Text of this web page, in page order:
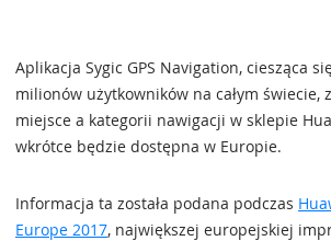
Aplikacja Sygic GPS Navigation, ciesząca
milionów użytkowników na całym świecie,
miejsce a kategorii nawigacji w sklepie
wkrótce będzie dostępna w Europie.
Informacja ta została podana podczas
Europe 2017, największej europejskiej